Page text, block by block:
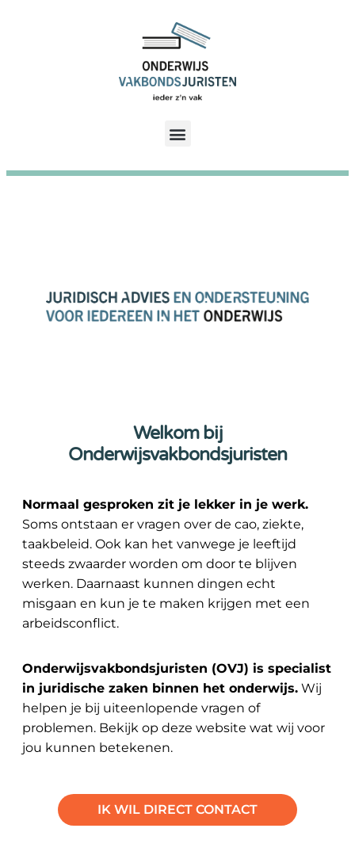
Welkom bij
Onderwijsvakbondsjuristen
Normaal gesproken zit je lekker in je werk.
Soms ontstaan er vragen over de cao, ziekte,
taakbeleid. Ook kan het vanwege je leeftijd
steeds zwaarder worden om door te blijven
werken. Daarnaast kunnen dingen echt
misgaan en kun je te maken krijgen met een
arbeidsconflict.
Onderwijsvakbondsjuristen (OVJ) is specialist
in juridische zaken binnen het onderwijs. Wij
helpen je bij uiteenlopende vragen of
problemen. Bekijk op deze website wat wij voor
jou kunnen betekenen.
IK WIL DIRECT CONTACT